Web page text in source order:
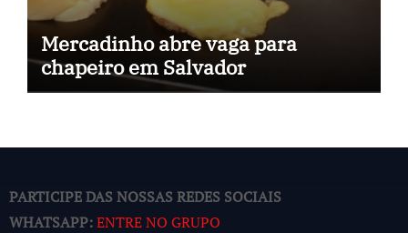
Mercadinho abre vaga para
chapeiro em Salvador
PARTICIPE DAS NOSSAS REDES SOCIAIS
WHATSAPP:ENTRE NO GRUPO